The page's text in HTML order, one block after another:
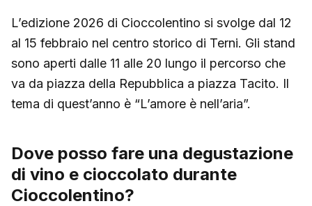
L’edizione 2026 di Cioccolentino si svolge dal 12
al 15 febbraio nel centro storico di Terni. Gli stand
sono aperti dalle 11 alle 20 lungo il percorso che
va da piazza della Repubblica a piazza Tacito. Il
tema di quest’anno è “L’amore è nell’aria”.
Dove posso fare una degustazione
di vino e cioccolato durante
Cioccolentino?